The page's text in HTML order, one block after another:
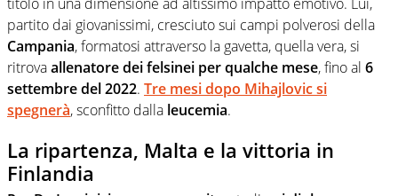
partito dai giovanissimi, cresciuto sui campi polverosi della
Campania, formatosi attraverso la gavetta, quella vera, si
ritrovaallenatore dei felsinei per qualche mese, fino al 6
settembre del 2022. Tre mesi dopo Mihajlovic si
spegnerà, sconfitto dalla leucemia.
La ripartenza, Malta e la vittoria in
Finlandia